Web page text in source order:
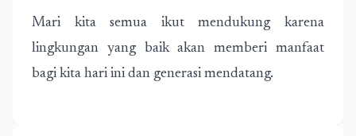
Mari kita semua ikut mendukung karena
lingkungan yang baik akan memberi manfaat
bagi kita hari ini dan generasi mendatang.